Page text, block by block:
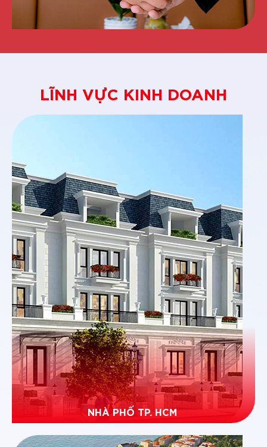
LĨNH VỰC KINH DOANH
NHÀ PHỐ TP. HCM
Phù hợp với nhu cầu về sản phẩm nhà ở, đa dạng